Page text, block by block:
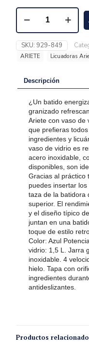
SKU: 929-849
ARIETE Licuadoras
Descripción
¿Un batido
granizado
Ariete con vaso de
que prefieras
ingredientes y
vaso de vidrio es
acero inoxidable,
disponibles, son
Gracias al práctico
puedes insertar
taza de la batidora
superior. El
y el diseño típico
juntan en una
toque de estilo
Color: Azul
vidrio: 1,5 L. Jarra
inoxidable. 4
hielo. Tapa con
ingredientes
antideslizantes.
Productos